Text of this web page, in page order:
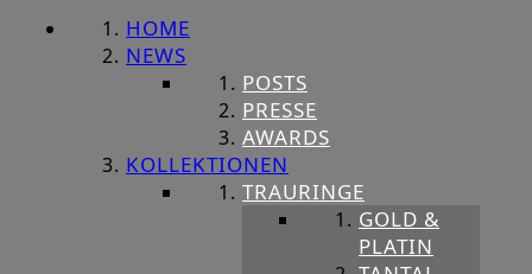
HOME
NEWS
POSTS
PRESSE
AWARDS
KOLLEKTIONEN
TRAURINGE
GOLD &
PLATIN